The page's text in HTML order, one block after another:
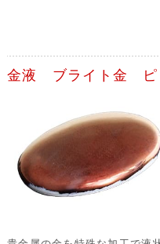
金液 ブライト金 ピ